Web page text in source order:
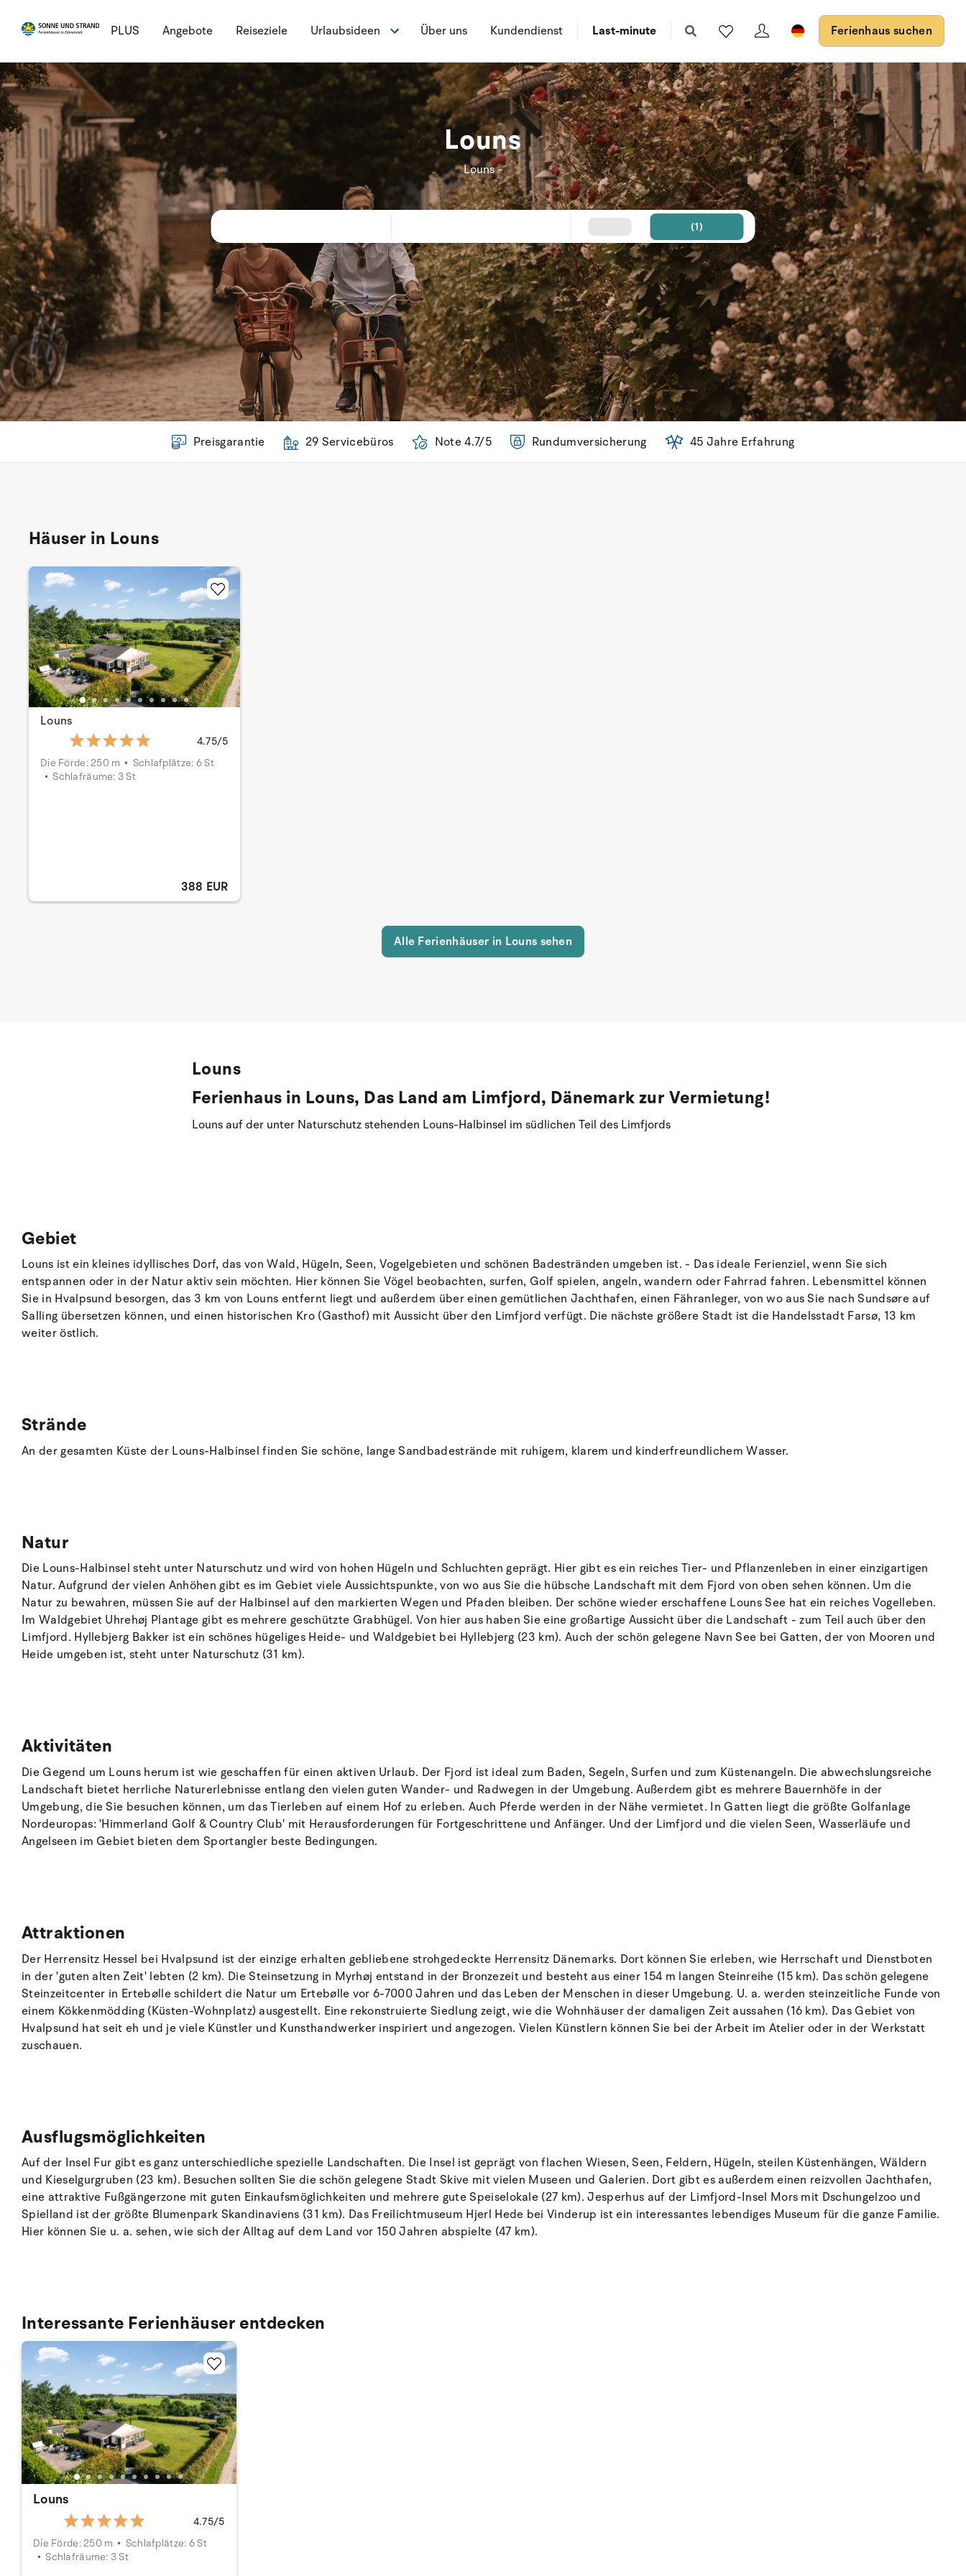
PLUS Angebote Reiseziele Urlaubsideen Über uns Kundendienst Last-minute Ferienhaus suchen
(1)
Louns
Louns -
Preisgarantie 29 Servicebüros Note 4.7/5 Rundumversicherung 45 Jahre Erfahrung
Häuser in Louns
Louns
4.75/5
Die Förde: 250 m
Schlafplätze: 6 St
Schlafräume: 3 St
388 EUR
Alle Ferienhäuser in Louns sehen
Louns
Ferienhaus in Louns, Das Land am Limfjord, Dänemark zur Vermietung!
Louns auf der unter Naturschutz stehenden Louns-Halbinsel im südlichen Teil des Limfjords
Gebiet
Louns ist ein kleines idyllisches Dorf, das von Wald, Hügeln, Seen, Vogelgebieten und schönen Badestränden umgeben ist. - Das ideale Ferienziel, wenn Sie sich
entspannen oder in der Natur aktiv sein möchten. Hier können Sie Vögel beobachten, surfen, Golf spielen, angeln, wandern oder Fahrrad fahren. Lebensmittel können
Sie in Hvalpsund besorgen, das 3 km von Louns entfernt liegt und außerdem über einen gemütlichen Jachthafen, einen Fähranleger, von wo aus Sie nach Sundsøre auf
Salling übersetzen können, und einen historischen Kro (Gasthof) mit Aussicht über den Limfjord verfügt. Die nächste größere Stadt ist die Handelsstadt Farsø, 13 km
weiter östlich.
Strände
An der gesamten Küste der Louns-Halbinsel finden Sie schöne, lange Sandbadestrände mit ruhigem, klarem und kinderfreundlichem Wasser.
Natur
Die Louns-Halbinsel steht unter Naturschutz und wird von hohen Hügeln und Schluchten geprägt. Hier gibt es ein reiches Tier- und Pflanzenleben in einer einzigartigen
Natur. Aufgrund der vielen Anhöhen gibt es im Gebiet viele Aussichtspunkte, von wo aus Sie die hübsche Landschaft mit dem Fjord von oben sehen können. Um die
Natur zu bewahren, müssen Sie auf der Halbinsel auf den markierten Wegen und Pfaden bleiben. Der schöne wieder erschaffene Louns See hat ein reiches Vogelleben.
Im Waldgebiet Uhrehøj Plantage gibt es mehrere geschützte Grabhügel. Von hier aus haben Sie eine großartige Aussicht über die Landschaft - zum Teil auch über den
Limfjord. Hyllebjerg Bakker ist ein schönes hügeliges Heide- und Waldgebiet bei Hyllebjerg (23 km). Auch der schön gelegene Navn See bei Gatten, der von Mooren und
Heide umgeben ist, steht unter Naturschutz (31 km).
Aktivitäten
Die Gegend um Louns herum ist wie geschaffen für einen aktiven Urlaub. Der Fjord ist ideal zum Baden, Segeln, Surfen und zum Küstenangeln. Die abwechslungsreiche
Landschaft bietet herrliche Naturerlebnisse entlang den vielen guten Wander- und Radwegen in der Umgebung. Außerdem gibt es mehrere Bauernhöfe in der
Umgebung, die Sie besuchen können, um das Tierleben auf einem Hof zu erleben. Auch Pferde werden in der Nähe vermietet. In Gatten liegt die größte Golfanlage
Nordeuropas: 'Himmerland Golf & Country Club' mit Herausforderungen für Fortgeschrittene und Anfänger. Und der Limfjord und die vielen Seen, Wasserläufe und
Angelseen im Gebiet bieten dem Sportangler beste Bedingungen.
Attraktionen
Der Herrensitz Hessel bei Hvalpsund ist der einzige erhalten gebliebene strohgedeckte Herrensitz Dänemarks. Dort können Sie erleben, wie Herrschaft und Dienstboten
in der 'guten alten Zeit' lebten (2 km). Die Steinsetzung in Myrhøj entstand in der Bronzezeit und besteht aus einer 154 m langen Steinreihe (15 km). Das schön gelegene
Steinzeitcenter in Ertebølle schildert die Natur um Ertebølle vor 6-7000 Jahren und das Leben der Menschen in dieser Umgebung. U. a. werden steinzeitliche Funde von
einem Kökkenmödding (Küsten-Wohnplatz) ausgestellt. Eine rekonstruierte Siedlung zeigt, wie die Wohnhäuser der damaligen Zeit aussahen (16 km). Das Gebiet von
Hvalpsund hat seit eh und je viele Künstler und Kunsthandwerker inspiriert und angezogen. Vielen Künstlern können Sie bei der Arbeit im Atelier oder in der Werkstatt
zuschauen.
Ausflugsmöglichkeiten
Auf der Insel Fur gibt es ganz unterschiedliche spezielle Landschaften. Die Insel ist geprägt von flachen Wiesen, Seen, Feldern, Hügeln, steilen Küstenhängen, Wäldern
und Kieselgurgruben (23 km). Besuchen sollten Sie die schön gelegene Stadt Skive mit vielen Museen und Galerien. Dort gibt es außerdem einen reizvollen Jachthafen,
eine attraktive Fußgängerzone mit guten Einkaufsmöglichkeiten und mehrere gute Speiselokale (27 km). Jesperhus auf der Limfjord-Insel Mors mit Dschungelzoo und
Spielland ist der größte Blumenpark Skandinaviens (31 km). Das Freilichtmuseum Hjerl Hede bei Vinderup ist ein interessantes lebendiges Museum für die ganze Familie.
Hier können Sie u. a. sehen, wie sich der Alltag auf dem Land vor 150 Jahren abspielte (47 km).
Interessante Ferienhäuser entdecken
Louns
4.75/5
Die Förde: 250 m
Schlafplätze: 6 St
Schlafräume: 3 St